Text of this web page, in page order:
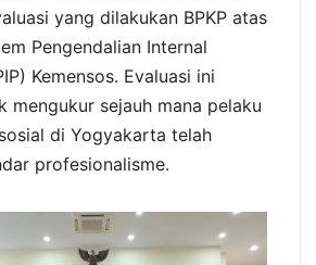
yang dilakukan BPKP atas
Pengendalian Internal
Kemensos. Evaluasi ini
mengukur sejauh mana pelaku
di Yogyakarta telah
profesionalisme.